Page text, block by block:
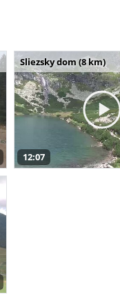
Sliezsky dom (8 km)
12:07